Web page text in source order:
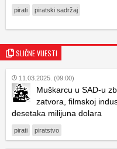
pirati piratski sadržaj
SLIČNE VIJESTI
11.03.2025. (09:00)
Muškarcu u SAD-u
zatvora, filmskoj
desetaka milijuna dolara
pirati piratstvo